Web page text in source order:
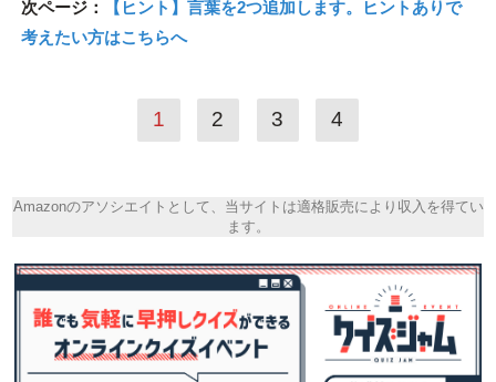
次ページ：
【ヒント】言葉を2つ追加します。ヒントありで
考えたい方はこちらへ
1 2 3 4
Amazonのアソシエイトとして、当サイトは適格販売により収入を得てい
ます。